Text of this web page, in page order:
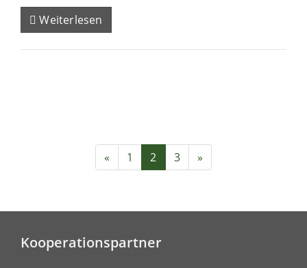
Weiterlesen
« 1 2 3 »
Kooperationspartner